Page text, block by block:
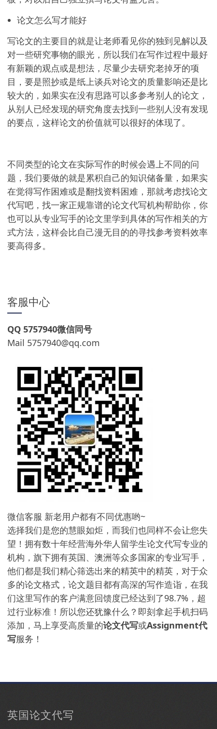
论文怎么写才能好
写论文的主要目的就是让老师看见你的独到见解以及
对一些研究事物的眼光，所以我们在写作过程中最好
有新颖的观点或是想法，尽量少去研究老掉牙的项
目，要是照抄或是纸上谈兵对论文的质量影响还是比
较大的，如果实在没有思路可以多参考别人的论文，
从别人已经发现的研究角度去找到一些别人没有发现
的要点，这样论文的价值就可以很好的体现了。
不同类型的论文在实际写作的时候会遇上不同的问
题，我们要做的就是累积自己的知识储备量，如果实
在觉得写作困难或是翻找资料困难，那就考虑找论文
代写吧，找一家正规靠谱的论文代写机构帮助你，你
也可以从专业写手的论文里学到具体的写作相关的方
式方法，这样会比自己漫无目的的寻找参考资料效率
要高得多。
客服中心
QQ 5757940微信同号
Mail 5757940@qq.com
微信客服 新老用户都有不同优惠哟~
选择我们是您的慧眼如炬，而我们也同样不会让您失
望！拥有数十年经营海外华人留学生论文代写专业的
机构，旗下拥有英国、澳洲等众多国家的专业写手，
他们都是我们精心筛选出来的精英中的精英，对于众
多的论文格式，论文题目都有高深的写作造诣，在我
们这里写作的客户满意回馈度已经达到了98.7%，超
过行业标准！所以您还犹豫什么？即刻拿起手机扫码
添加，马上享受高质量的论文代写或Assignment代
写服务！
英国论文代写